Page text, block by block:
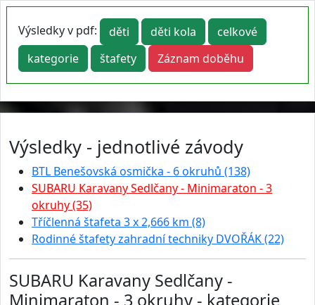
Výsledky v pdf: děti děti kola
celkové
kategorie
štafety Záznam doběhu
Výsledky - jednotlivé závody
BTL Benešovská osmička - 6 okruhů (138)
SUBARU Karavany Sedlčany - Minimaraton - 3
okruhy (35)
Tříčlenná štafeta 3 x 2,666 km (8)
Rodinné štafety zahradní techniky DVOŘÁK (22)
SUBARU Karavany Sedlčany -
Minimaraton - 3 okruhy - kategorie